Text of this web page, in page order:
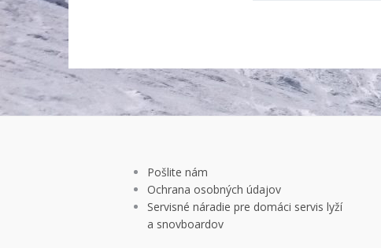
Pošlite nám
Ochrana osobných údajov
Servisné náradie pre domáci servis lyží
a snovboardov